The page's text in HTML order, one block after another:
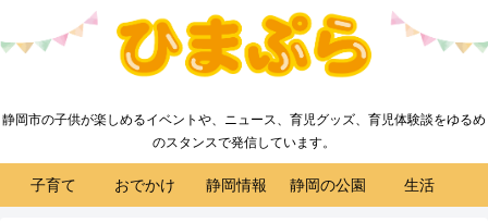
静岡市の子供が楽しめるイベントや、ニュース、育児グッズ、育児体験談をゆるめ
のスタンスで発信しています。
子育て おでかけ 静岡情報 静岡の公園 生活